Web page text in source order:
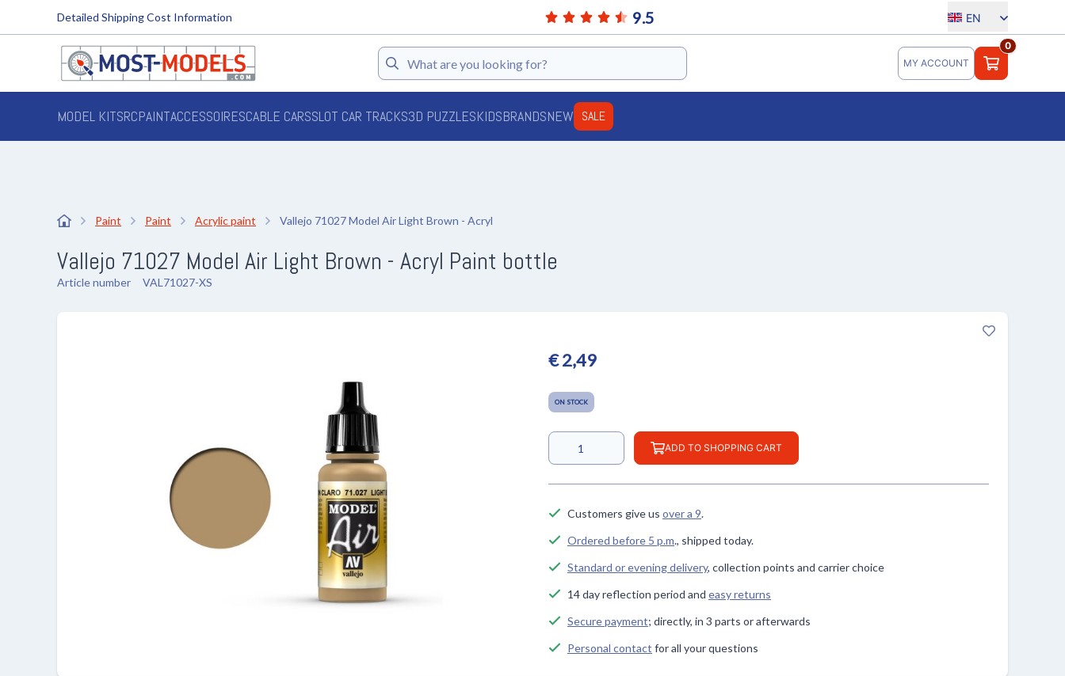
9.5
Detailed Shipping Cost Information EN
MY ACCOUNT
0
Search
MODEL KITSRCPAINTACCESSOIRESCABLE CARSSLOT CAR TRACKS3D PUZZLESKIDSBRANDSNEW SALE
Paint Paint Acrylic paint Vallejo 71027 Model Air Light Brown - Acryl
Vallejo 71027 Model Air Light Brown - Acryl Paint bottle
Article number VAL71027-XS
€ 2,49
ON STOCK
ADD TO SHOPPING CART
Customers give us over a 9.
Ordered before 5 p.m., shipped today.
Standard or evening delivery, collection points and carrier choice
14 day reflection period and easy returns
Secure payment; directly, in 3 parts or afterwards
Personal contact for all your questions